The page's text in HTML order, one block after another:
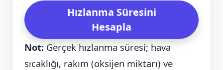
Hızlanma Süresini
Hesapla
Not: Gerçek hızlanma süresi; hava
sıcaklığı, rakım (oksijen miktarı) ve